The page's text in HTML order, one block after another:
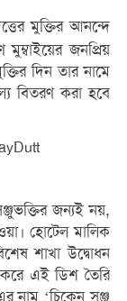
মুক্তির আনন্দে
জনপ্রিয়
দিন তার নামে
বিতরণ করা হবে
জন্যই নয়,
হোটেল মালিক
শাখা উদ্বোধন
এই ডিশ তৈরি
নাম ‘চিকেন সঞ্জু